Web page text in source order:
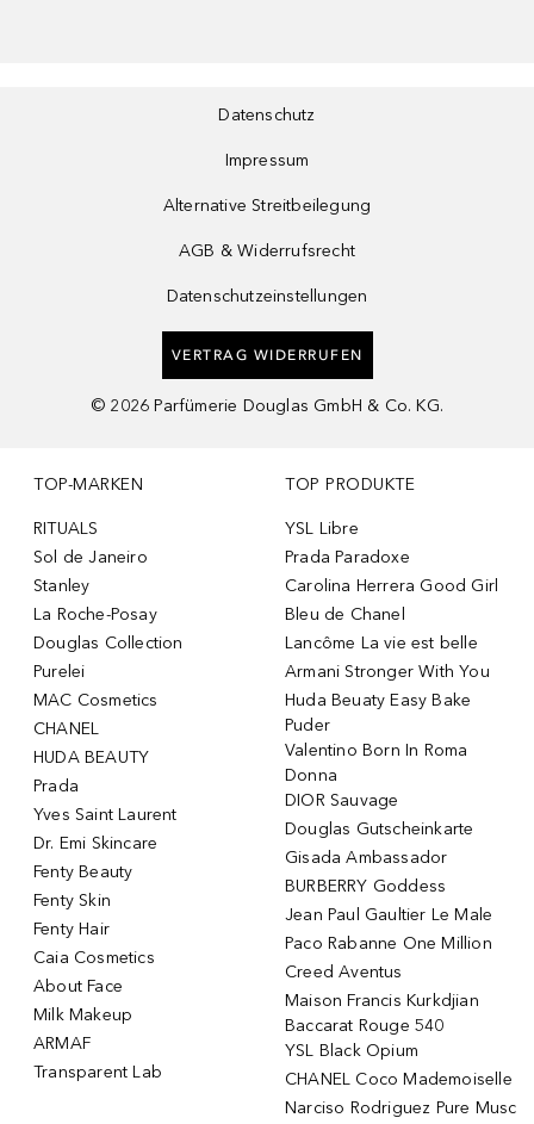
Datenschutz
Impressum
Alternative Streitbeilegung
AGB & Widerrufsrecht
Datenschutzeinstellungen
VERTRAG WIDERRUFEN
© 2026 Parfümerie Douglas GmbH & Co. KG.
TOP-MARKEN
RITUALS
Sol de Janeiro
Stanley
La Roche-Posay
Douglas Collection
Purelei
MAC Cosmetics
CHANEL
HUDA BEAUTY
Prada
Yves Saint Laurent
Dr. Emi Skincare
Fenty Beauty
Fenty Skin
Fenty Hair
Caia Cosmetics
About Face
Milk Makeup
ARMAF
Transparent Lab
TOP PRODUKTE
YSL Libre
Prada Paradoxe
Carolina Herrera Good Girl
Bleu de Chanel
Lancôme La vie est belle
Armani Stronger With You
Huda Beuaty Easy Bake
Puder
Valentino Born In Roma
Donna
DIOR Sauvage
Douglas Gutscheinkarte
Gisada Ambassador
BURBERRY Goddess
Jean Paul Gaultier Le Male
Paco Rabanne One Million
Creed Aventus
Maison Francis Kurkdjian
Baccarat Rouge 540
YSL Black Opium
CHANEL Coco Mademoiselle
Narciso Rodriguez Pure Musc